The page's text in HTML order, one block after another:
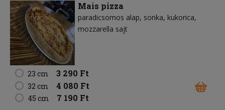
Mais pizza
paradicsomos alap sonka kukorica
mozzarella sajt
23 cm 3 290 Ft
32 cm 4 080 Ft
45 cm 7 190 Ft